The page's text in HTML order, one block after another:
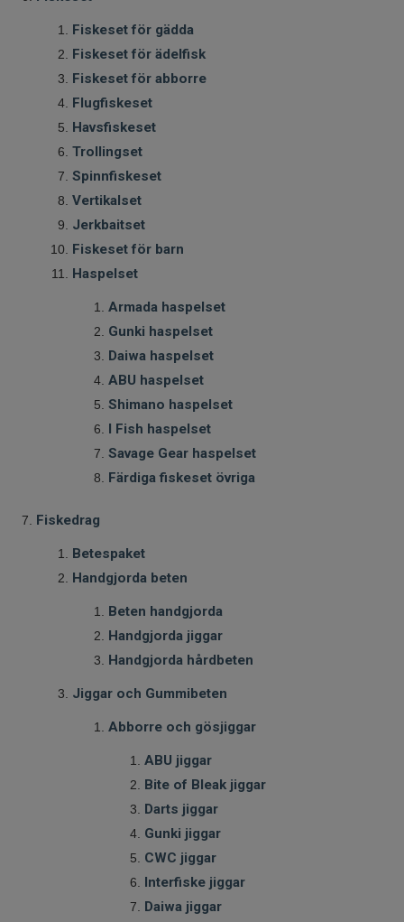
Fiskeset för gädda
Fiskeset för ädelfisk
Fiskeset för abborre
Flugfiskeset
Havsfiskeset
Trollingset
Spinnfiskeset
Vertikalset
Jerkbaitset
Fiskeset för barn
Haspelset
Armada haspelset
Gunki haspelset
Daiwa haspelset
ABU haspelset
Shimano haspelset
I Fish haspelset
Savage Gear haspelset
Färdiga fiskeset övriga
Fiskedrag
Betespaket
Handgjorda beten
Beten handgjorda
Handgjorda jiggar
Handgjorda hårdbeten
Jiggar och Gummibeten
Abborre och gösjiggar
ABU jiggar
Bite of Bleak jiggar
Darts jiggar
Gunki jiggar
CWC jiggar
Interfiske jiggar
Daiwa jiggar